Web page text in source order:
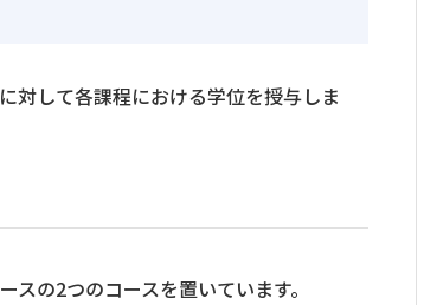
対して各課程における学位を授与しま
の2つのコースを置いています。